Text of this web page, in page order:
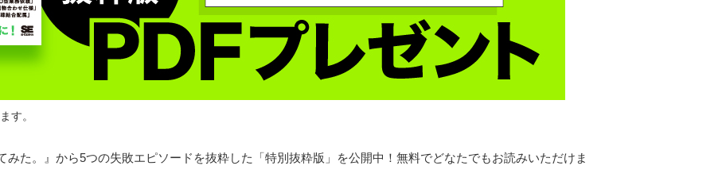
す。
みた。』から5つの失敗エピソードを抜粋した「特別抜粋版」を公開中！無料でどなたでもお読みいただけま